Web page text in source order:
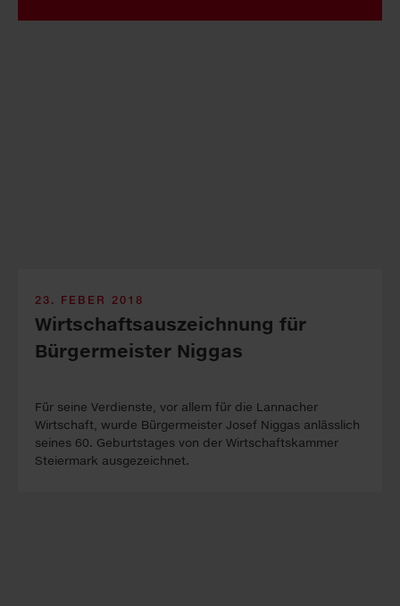
23. FEBER 2018
Wirtschafts­auszeichnung für
Bürgermeister Niggas
Für seine Verdienste, vor allem für die Lannacher
Wirtschaft, wurde Bürgermeister Josef Niggas anlässlich
seines 60. Geburtstages von der Wirtschaftskammer
Steiermark ausgezeichnet.